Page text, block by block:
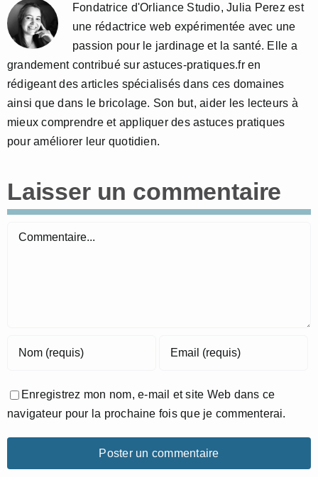
Fondatrice d'Orliance Studio, Julia Perez est
une rédactrice web expérimentée avec une
passion pour le jardinage et la santé. Elle a
grandement contribué sur astuces-pratiques.fr en
rédigeant des articles spécialisés dans ces domaines
ainsi que dans le bricolage. Son but, aider les lecteurs à
mieux comprendre et appliquer des astuces pratiques
pour améliorer leur quotidien.
Laisser un commentaire
Commentaire
Enregistrez mon nom, e-mail et site Web dans ce
navigateur pour la prochaine fois que je commenterai.